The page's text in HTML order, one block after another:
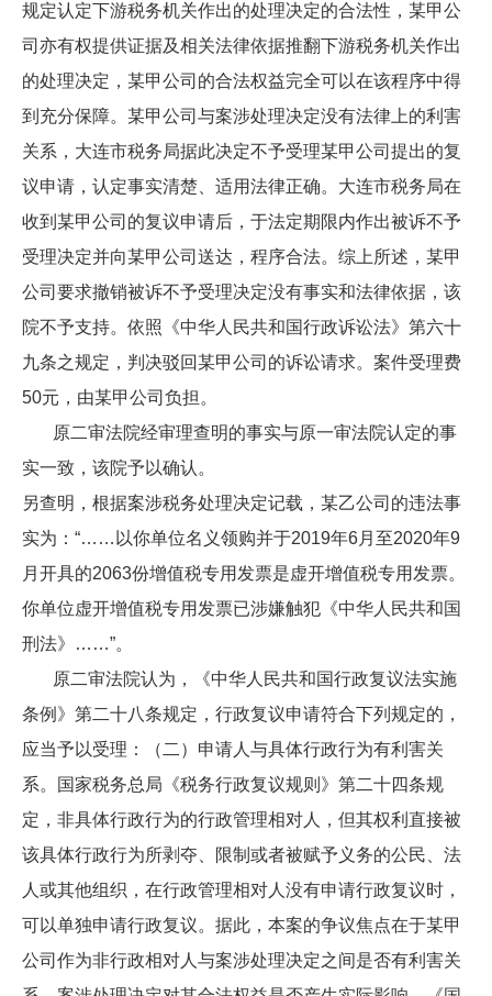
规定认定下游税务机关作出的处理决定的合法性，某甲公
司亦有权提供证据及相关法律依据推翻下游税务机关作出
的处理决定，某甲公司的合法权益完全可以在该程序中得
到充分保障。某甲公司与案涉处理决定没有法律上的利害
关系，大连市税务局据此决定不予受理某甲公司提出的复
议申请，认定事实清楚、适用法律正确。大连市税务局在
收到某甲公司的复议申请后，于法定期限内作出被诉不予
受理决定并向某甲公司送达，程序合法。综上所述，某甲
公司要求撤销被诉不予受理决定没有事实和法律依据，该
院不予支持。依照《中华人民共和国行政诉讼法》第六十
九条之规定，判决驳回某甲公司的诉讼请求。案件受理费
50元，由某甲公司负担。
原二审法院经审理查明的事实与原一审法院认定的事
实一致，该院予以确认。
另查明，根据案涉税务处理决定记载，某乙公司的违法事
实为：“……以你单位名义领购并于2019年6月至2020年9
月开具的2063份增值税专用发票是虚开增值税专用发票。
你单位虚开增值税专用发票已涉嫌触犯《中华人民共和国
刑法》……”。
原二审法院认为，《中华人民共和国行政复议法实施
条例》第二十八条规定，行政复议申请符合下列规定的，
应当予以受理：（二）申请人与具体行政行为有利害关
系。国家税务总局《税务行政复议规则》第二十四条规
定，非具体行政行为的行政管理相对人，但其权利直接被
该具体行政行为所剥夺、限制或者被赋予义务的公民、法
人或其他组织，在行政管理相对人没有申请行政复议时，
可以单独申请行政复议。据此，本案的争议焦点在于某甲
公司作为非行政相对人与案涉处理决定之间是否有利害关